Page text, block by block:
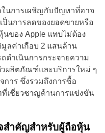
นการเผชิญกับปัญหาที่อาจ
ป็นการลดของยอดขายหรือ
ของ Apple แทบไม่ต้อง
ลค่าเกือบ 2 แสนล้าน
ดำเนินการกระจายความ
วผลิตภัณฑ์และบริการใหม่ ๆ
การ ซึ่งรวมถึงการซื้อ
ที่เชี่ยวชาญด้านการแข่งขัน
สำคัญสำหรับผู้ถือหุ้น